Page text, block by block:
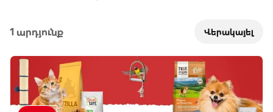
1 արդյունք Վերակայել